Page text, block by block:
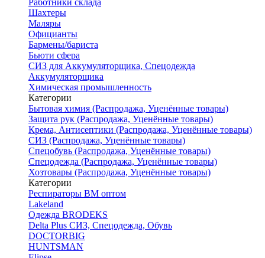
Работники склада
Шахтеры
Маляры
Официанты
Бармены/бариста
Бьюти сфера
СИЗ для Аккумуляторщика, Спецодежда
Аккумуляторщика
Химическая промышленность
Категории
Бытовая химия (Распродажа, Уценённые товары)
Защита рук (Распродажа, Уценённые товары)
Крема, Антисептики (Распродажа, Уценённые товары)
СИЗ (Распродажа, Уценённые товары)
Спецобувь (Распродажа, Уценённые товары)
Спецодежда (Распродажа, Уценённые товары)
Хозтовары (Распродажа, Уценённые товары)
Категории
Респираторы ВМ оптом
Lakeland
Одежда BRODEKS
Delta Plus СИЗ, Спецодежда, Обувь
DOCTORBIG
HUNTSMAN